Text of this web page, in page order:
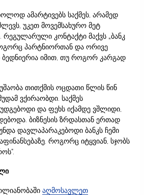
ამარტივებს საქმეს, არამედ
უკეთ მოვემსახურო მეტ
რეგულარული კონტაქტი მაქვს „ბანკ
პარტნიორთან და ორივე
ბედნიერია იმით, თუ როგორ კარგად
თითქმის ოცდათი წლის წინ
ვქირაობდი. საქმეს
და ფეხს იქამდე ვშლიდი,
ბიზნესის ზრდასთან ერთად
დავლაპარაკებოდი ბანკს ჩემი
როგორც იტყვიან, სჯობს
აღმოსავლეთ